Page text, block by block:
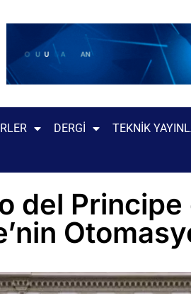
DERGI TEKNIK
del